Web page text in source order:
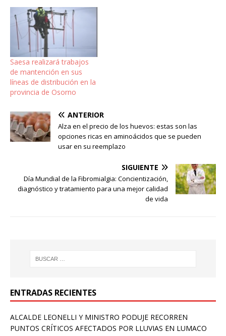
Saesa realizará trabajos
de mantención en sus
líneas de distribución en la
provincia de Osorno
ANTERIOR
Alza en el precio de los huevos: estas son las
opciones ricas en aminoácidos que se pueden
usar en su reemplazo
SIGUIENTE
Día Mundial de la Fibromialgia: Concientización,
diagnóstico y tratamiento para una mejor calidad
de vida
ENTRADAS RECIENTES
ALCALDE LEONELLI Y MINISTRO PODUJE RECORREN
PUNTOS CRÍTICOS AFECTADOS POR LLUVIAS EN LUMACO